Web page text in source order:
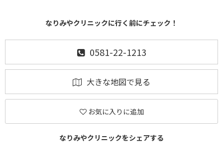
なりみやクリニックに行く前にチェック！
0581-22-1213
大きな地図で見る
お気に入りに追加
なりみやクリニックをシェアする